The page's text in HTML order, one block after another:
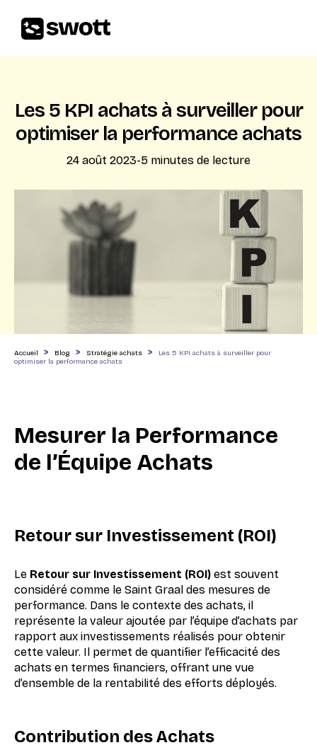
Les 5 KPI achats à surveiller pour
optimiser la performance achats
24 août 2023-5 minutes de lecture
Accueil > Blog > Stratégie achats >
Les 5 KPI achats à surveiller pour
optimiser la performance achats
Mesurer la Performance
de l’Équipe Achats
Retour sur Investissement (ROI)
Le Retour sur Investissement (ROI) est souvent
considéré comme le Saint Graal des mesures de
performance. Dans le contexte des achats, il
représente la valeur ajoutée par l’équipe d’achats par
rapport aux investissements réalisés pour obtenir
cette valeur. Il permet de quantifier l’efficacité des
achats en termes financiers, offrant une vue
d’ensemble de la rentabilité des efforts déployés.
Contribution des Achats